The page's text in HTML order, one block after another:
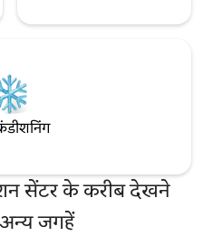
सेंटर के करीब देखने
जगहें